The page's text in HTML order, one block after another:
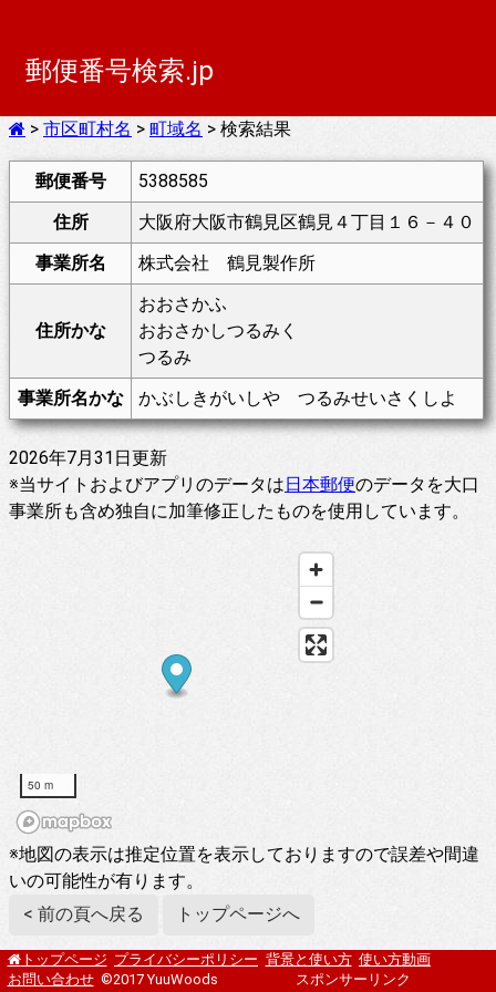
郵便番号検索.jp
> 市区町村名 > 町域名 > 検索結果
郵便番号
5388585
住所
大阪府大阪市鶴見区鶴見４丁目１６－４０
事業所名
株式会社 鶴見製作所
住所かな
おおさかふ
おおさかしつるみく
つるみ
事業所名かな
かぶしきがいしや つるみせいさくしよ
2026年7月31日更新
※当サイトおよびアプリのデータは日本郵便のデータを大口
事業所も含め独自に加筆修正したものを使用しています。
50 m
※地図の表示は推定位置を表示しておりますので誤差や間違
いの可能性が有ります。
< 前の頁へ戻る
トップページへ
トップページ プライバシーポリシー 背景と使い方 使い方動画
お問い合わせ ©2017 YuuWoods スポンサーリンク